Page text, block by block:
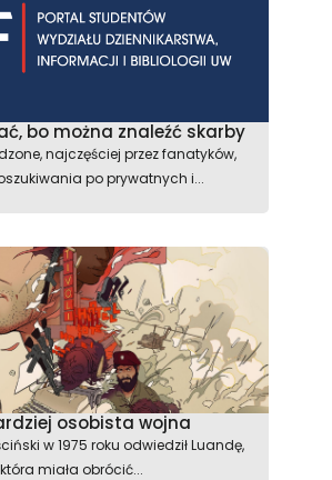
bo można znaleźć skarby
najczęściej przez fanatyków,
po prywatnych i...
osobista wojna
w 1975 roku odwiedził Luandę,
która miała obrócić...